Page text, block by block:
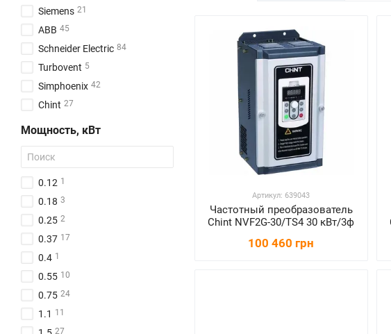
Артикул: 639043
Частотный преобразователь
Chint NVF2G-30/TS4 30 кВт/3ф
100 460 грн
Siemens 21
ABB 45
Schneider Electric 84
Turbovent 5
Simphoenix 42
Chint 27
Мощность, кВт
0.12 1
0.18 3
0.25 2
0.37 17
0.4 1
0.55 10
0.75 24
1.1 11
27